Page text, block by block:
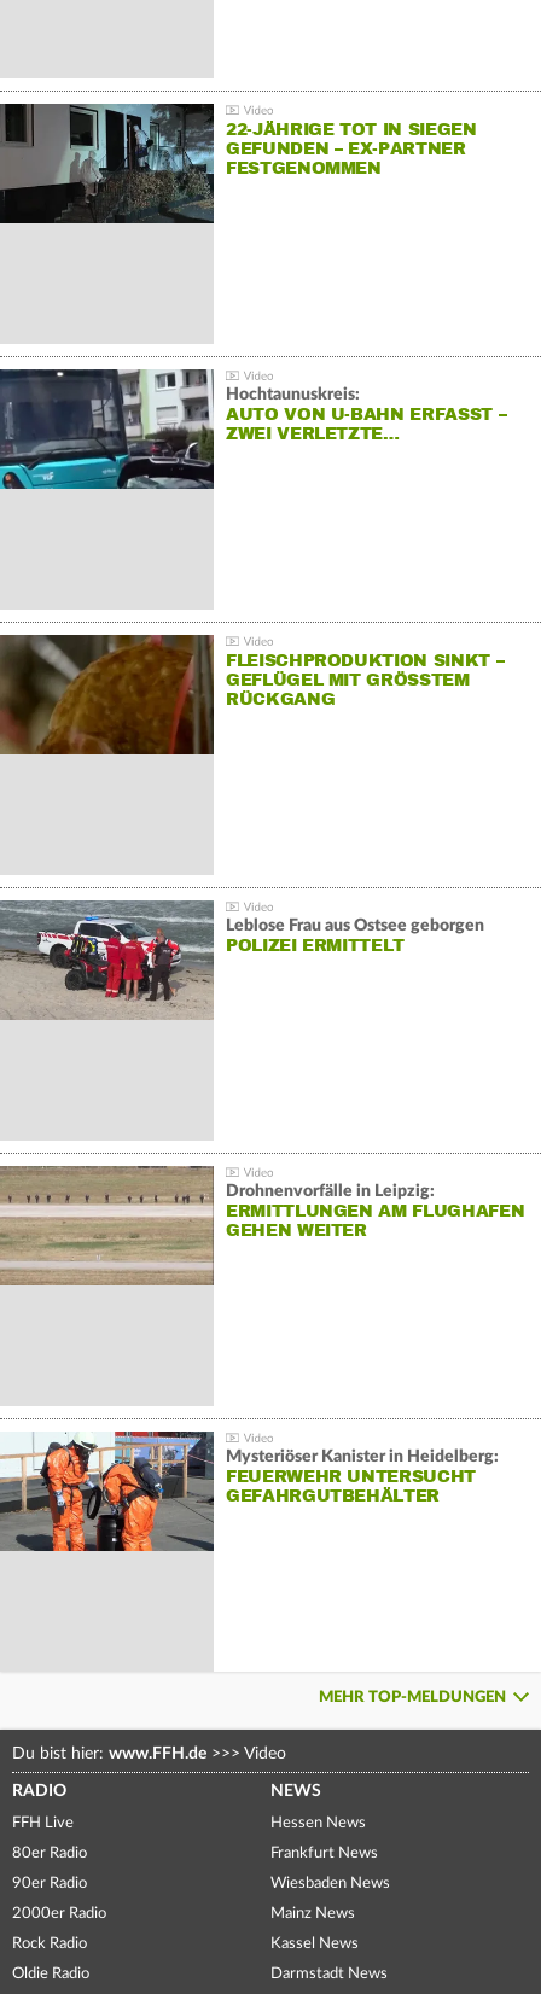
22-JÄHRIGE TOT IN SIEGEN
GEFUNDEN – EX-PARTNER
FESTGENOMMEN
Hochtaunuskreis:
AUTO VON U-BAHN ERFASST –
ZWEI VERLETZTE…
FLEISCHPRODUKTION SINKT –
GEFLÜGEL MIT GRÖSSTEM R
ÜCKGANG
Leblose Frau aus Ostsee geborgen
POLIZEI ERMITTELT
Drohnenvorfälle in Leipzig:
ERMITTLUNGEN AM FLUGHAFEN
GEHEN WEITER
Mysteriöser Kanister in Heidelberg:
FEUERWEHR UNTERSUCHT
GEFAHRGUTBEHÄLTER
MEHR TOP-MELDUNGEN
Du bist hier: www.FFH.de >>> Video
RADIO
FFH Live
80er Radio
90er Radio
2000er Radio
Rock Radio
Oldie Radio
NEWS
Hessen News
Frankfurt News
Wiesbaden News
Mainz News
Kassel News
Darmstadt News